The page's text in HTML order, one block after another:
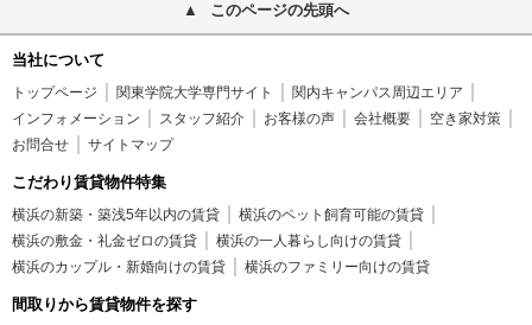
このページの先頭へ
当社について
トップページ 関東学院大学専門サイト
関内キャンパス周辺エリア
インフォメーション
スタッフ紹介 お客様の声 会社概要
空き家対策
お問合せ
サイトマップ
こだわり賃貸物件特集
横浜の新築・築浅5年以内の賃貸
横浜のペット飼育可能の賃貸
横浜の敷金・礼金ゼロの賃貸
横浜の一人暮らし向けの賃貸
横浜のカップル・新婚向けの賃貸
横浜のファミリー向けの賃貸
間取りから賃貸物件を探す